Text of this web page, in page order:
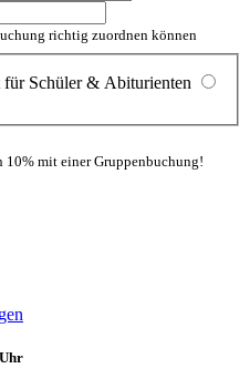
richtig zuordnen können
für Schüler & Abiturienten
10% mit einer Gruppenbuchung!